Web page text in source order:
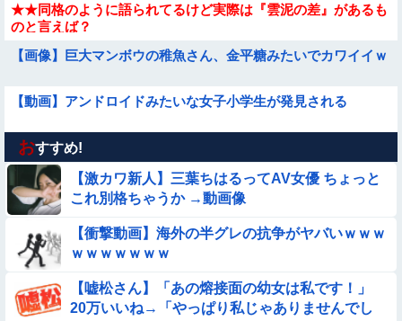
★★同格のように語られてるけど実際は『雲泥の差』があるも
のと言えば？
【画像】巨大マンボウの稚魚さん、金平糖みたいでカワイイｗ
【動画】アンドロイドみたいな女子小学生が発見される
【悩み相談】昭和の高1女子さん、夏の体験談ｗｗｗｗｗｗｗ
ｗ
【画像】新人AV女優さん、ジブリキャラのコスプレでチンポ
を硬めてくるｗｗｗｗｗｗｗ
【動画】美少女4人組の20年後の姿がヤバいwwwwww
【悲報】イッヌさん、飼い主の『レズプレイ』を見てドン引
き・・・
おすすめ!
【激カワ新人】三葉ちはるってAV女優 ちょっと
これ別格ちゃうか →動画像
【衝撃動画】海外の半グレの抗争がヤバいｗｗｗ
ｗｗｗｗｗｗｗ
【嘘松さん】「あの熔接面の幼女は私です！」
20万いいね→「やっぱり私じゃありませんでし